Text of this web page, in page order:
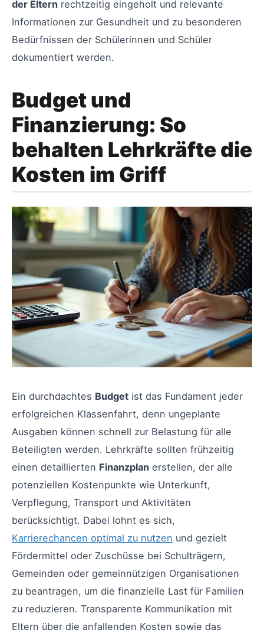
der Eltern rechtzeitig eingeholt und relevante
Informationen zur Gesundheit und zu besonderen
Bedürfnissen der Schülerinnen und Schüler
dokumentiert werden.
Budget und
Finanzierung: So
behalten Lehrkräfte die
Kosten im Griff
Ein durchdachtes Budget ist das Fundament jeder
erfolgreichen Klassenfahrt, denn ungeplante
Ausgaben können schnell zur Belastung für alle
Beteiligten werden. Lehrkräfte sollten frühzeitig
einen detaillierten Finanzplan erstellen, der alle
potenziellen Kostenpunkte wie Unterkunft,
Verpflegung, Transport und Aktivitäten
berücksichtigt. Dabei lohnt es sich,
Karrierechancen optimal zu nutzen und gezielt
Fördermittel oder Zuschüsse bei Schulträgern,
Gemeinden oder gemeinnützigen Organisationen
zu beantragen, um die finanzielle Last für Familien
zu reduzieren. Transparente Kommunikation mit
Eltern über die anfallenden Kosten sowie das